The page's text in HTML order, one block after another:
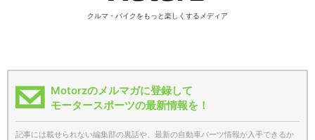
クルマ・バイクをもっと楽しくするメディア
Motorzのメルマガに登録して
モータースポーツの最新情報を！
記事には載せられない編集部の裏話や、最新の自動車パーツ情報が入手できるか